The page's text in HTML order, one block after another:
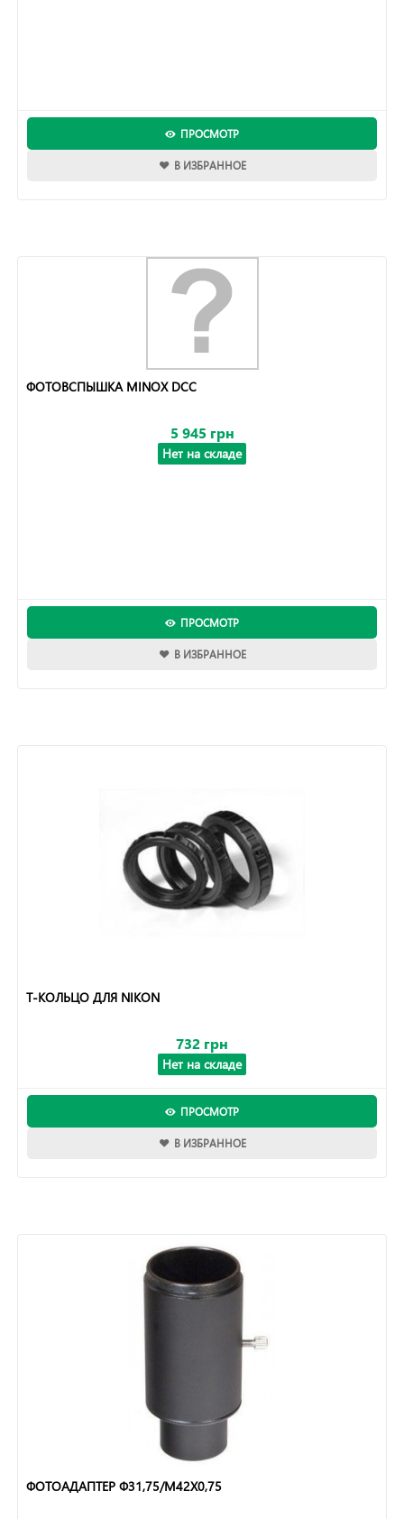
ПРОСМОТР
В ИЗБРАННОЕ
ФОТОВСПЫШКА MINOX DCC
5 945 грн
Нет на складе
ПРОСМОТР
В ИЗБРАННОЕ
Т-КОЛЬЦО ДЛЯ NIKON
732 грн
Нет на складе
ПРОСМОТР
В ИЗБРАННОЕ
ФОТОАДАПТЕР Ф31,75/М42Х0,75